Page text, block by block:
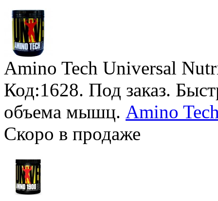
Amino Tech Universal
Код:1628. Под заказ.
объема мышц. Amino
Скоро в продаже